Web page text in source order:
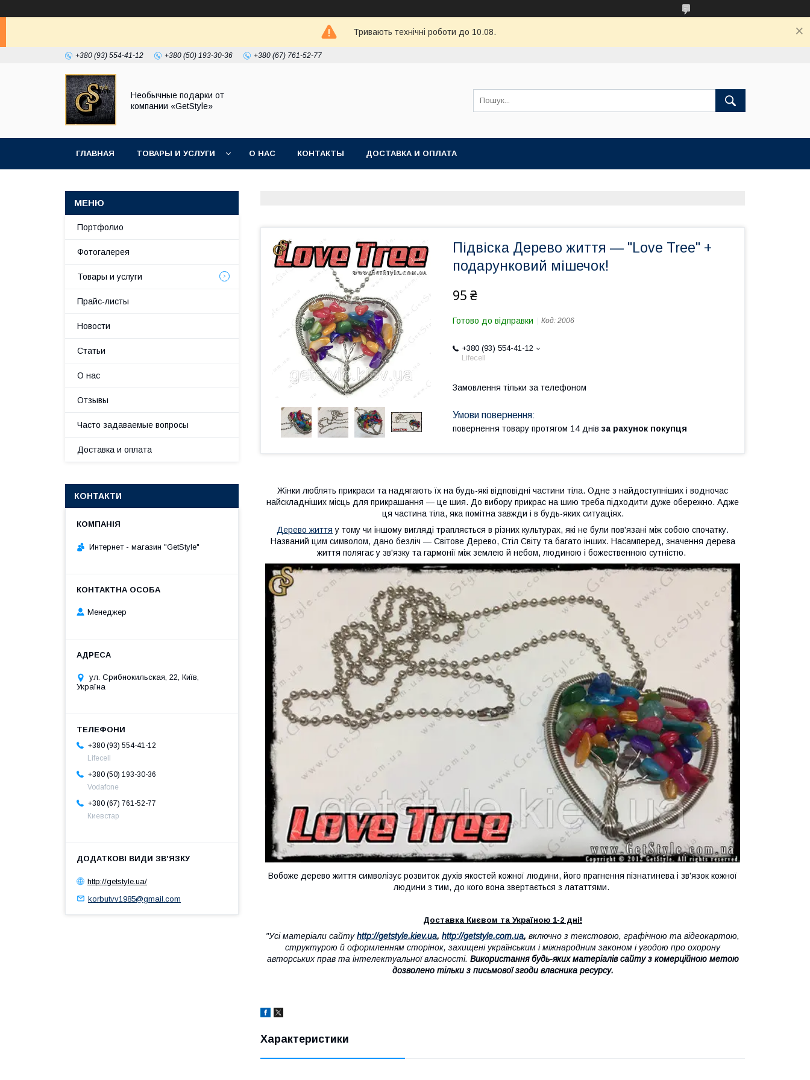
Тривають технічні роботи до 10.08.
+380 (93) 554-41-12 +380 (50) 193-30-36 +380 (67) 761-52-77
Необычные подарки от
компании «GetStyle»
ГЛАВНАЯ ТОВАРЫ И УСЛУГИ О НАС КОНТАКТЫ ДОСТАВКА И ОПЛАТА
Підвіска Дерево життя — "Love Tree" +
подарунковий мішечок!
95 ₴
Готово до відправки Код: 2006
+380 (93) 554-41-12
Lifecell
Замовлення тільки за телефоном
повернення товару протягом 14 днів за рахунок покупця
Жінки люблять прикраси та надягають їх на будь-які відповідні частини тіла. Одне з найдоступніших і водночас
найскладніших місць для прикрашання — це шия. До вибору прикрас на шию треба підходити дуже обережно. Адже
ця частина тіла, яка помітна завжди і в будь-яких ситуаціях.
Дерево життя у тому чи іншому вигляді трапляється в різних культурах, які не були пов'язані між собою спочатку.
Названий цим символом, дано безліч — Світове Дерево, Стіл Світу та багато інших. Насамперед, значення дерева
життя полягає у зв'язку та гармонії між землею й небом, людиною і божественною сутністю.
Вобоже дерево життя символізує розвиток духів якостей кожної людини, його прагнення пізнатинева і зв'язок кожної
людини з тим, до кого вона звертається з лататтями.
Доставка Києвом та Україною 1-2 дні!
"Усі матеріали сайтуhttp://getstyle.kiev.ua, http://getstyle.com.ua, включно з текстовою, графічною та відеокартою,
структурою й оформленням сторінок, захищені українським і міжнародним законом і угодою про охорону
авторських прав та інтелектуальної власності. Використання будь-яких матеріалів сайту з комерційною метою
дозволено тільки з письмової згоди власника ресурсу.
Характеристики
Портфолио
Фотогалерея
Товары и услуги
Прайс-листы
Новости
Статьи
О нас
Отзывы
Часто задаваемые вопросы
Доставка и оплата
КОНТАКТИ
Интернет - магазин "GetStyle"
Менеджер
ул. Срибнокильская, 22, Київ,
Україна
+380 (93) 554-41-12
Lifecell
+380 (50) 193-30-36
Vodafone
+380 (67) 761-52-77
Киевстар
http://getstyle.ua/
korbutvv1985@gmail.com